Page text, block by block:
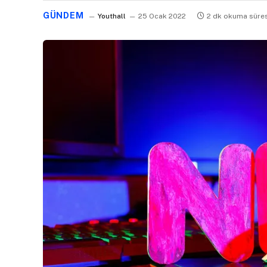
GÜNDEM Youthall 25 Ocak 2022 2 dk okuma